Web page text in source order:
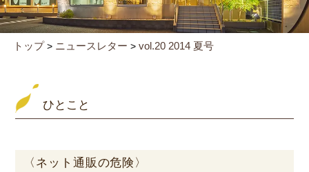
トップ > ニュースレター > vol.20 2014 夏号
ひとこと
〈ネット通販の危険〉